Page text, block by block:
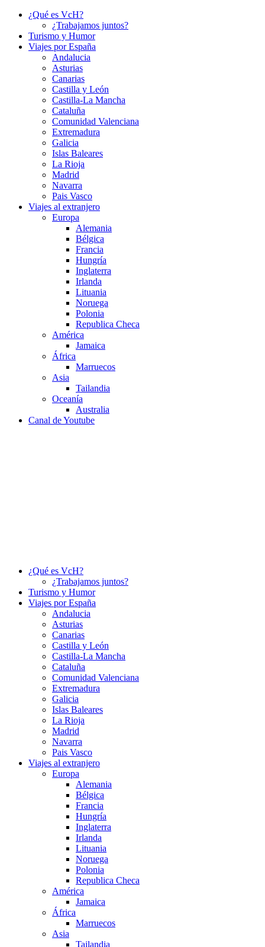
¿Qué es VcH?
¿Trabajamos juntos?
Turismo y Humor
Viajes por España
Andalucia
Asturias
Canarias
Castilla y León
Castilla-La Mancha
Cataluña
Comunidad Valenciana
Extremadura
Galicia
Islas Baleares
La Rioja
Madrid
Navarra
Pais Vasco
Viajes al extranjero
Europa
Alemania
Bélgica
Francia
Hungría
Inglaterra
Irlanda
Lituania
Noruega
Polonia
Republica Checa
América
Jamaica
África
Marruecos
Asia
Tailandia
Oceanía
Australia
Canal de Youtube
¿Qué es VcH?
¿Trabajamos juntos?
Turismo y Humor
Viajes por España
Andalucia
Asturias
Canarias
Castilla y León
Castilla-La Mancha
Cataluña
Comunidad Valenciana
Extremadura
Galicia
Islas Baleares
La Rioja
Madrid
Navarra
Pais Vasco
Viajes al extranjero
Europa
Alemania
Bélgica
Francia
Hungría
Inglaterra
Irlanda
Lituania
Noruega
Polonia
Republica Checa
América
Jamaica
África
Marruecos
Asia
Tailandia